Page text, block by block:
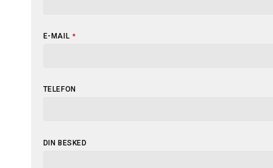
E-MAIL *
TELEFON
DIN BESKED